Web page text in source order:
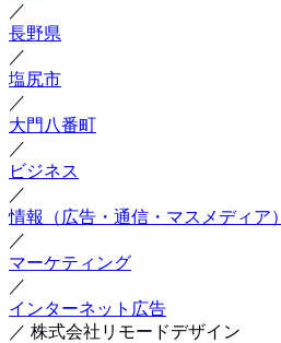
／
長野県
／
塩尻市
／
大門八番町
／
ビジネス
／
情報（広告・通信・マスメディア）
／
マーケティング
／
インターネット広告
／ 株式会社リモードデザイン